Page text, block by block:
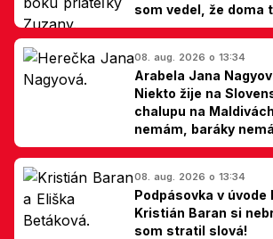
som vedel, že doma
hovorí Milan Ondrík
08. aug. 2026 o 13:34
Arabela Jana
Niekto žije na
chalupu na
nemám, baráky
Slovákom
08. aug. 2026 o 13:34
Podpásovka v úvode
Kristián Baran si
som stratil slová!